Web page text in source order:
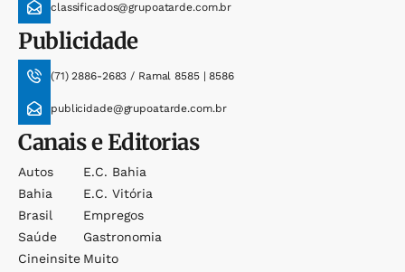
classificados@grupoatarde.com.br
Publicidade
(71) 2886-2683 / Ramal 8585 | 8586
publicidade@grupoatarde.com.br
Canais e Editorias
Autos
Bahia
Brasil
Saúde
Cineinsite
E.c. Bahia
E.c. Vitória
Empregos
Gastronomia
Muito